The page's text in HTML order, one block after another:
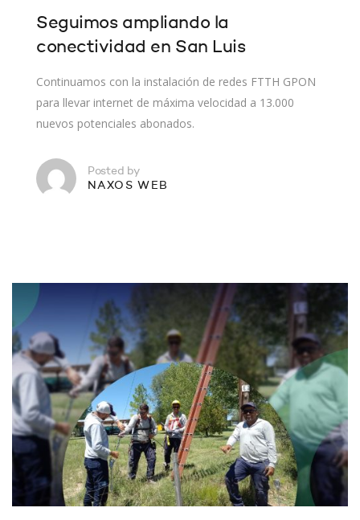
Seguimos ampliando la
conectividad en San Luis
Continuamos con la instalación de redes FTTH GPON
para llevar internet de máxima velocidad a 13.000
nuevos potenciales abonados.
Posted by
NAXOS WEB